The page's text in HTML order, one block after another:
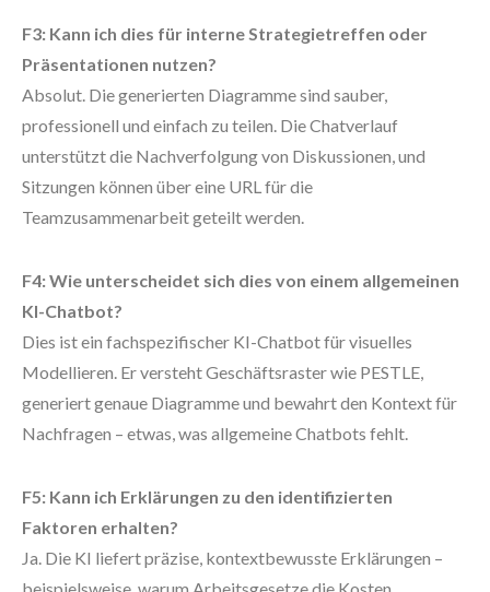
F3: Kann ich dies für interne Strategietreffen oder
Präsentationen nutzen?
Absolut. Die generierten Diagramme sind sauber,
professionell und einfach zu teilen. Die Chatverlauf
unterstützt die Nachverfolgung von Diskussionen, und
Sitzungen können über eine URL für die
Teamzusammenarbeit geteilt werden.
F4: Wie unterscheidet sich dies von einem allgemeinen
KI-Chatbot?
Dies ist ein fachspezifischer KI-Chatbot für visuelles
Modellieren. Er versteht Geschäftsraster wie PESTLE,
generiert genaue Diagramme und bewahrt den Kontext für
Nachfragen – etwas, was allgemeine Chatbots fehlt.
F5: Kann ich Erklärungen zu den identifizierten
Faktoren erhalten?
Ja. Die KI liefert präzise, kontextbewusste Erklärungen –